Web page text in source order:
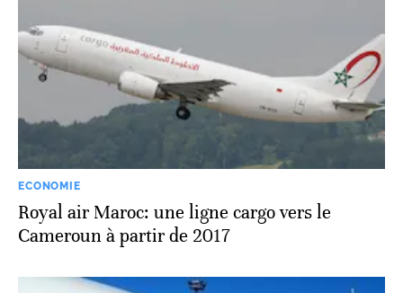
ECONOMIE
Royal air Maroc: une ligne cargo vers le
Cameroun à partir de 2017